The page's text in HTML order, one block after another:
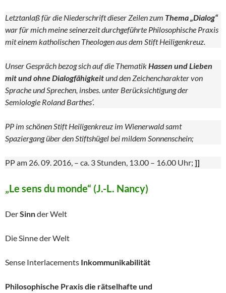
Letztanlaß für die Niederschrift dieser Zeilen zum Thema „Dialog“
war für mich meine seinerzeit durchgeführte Philosophische Praxis
mit einem katholischen Theologen aus dem Stift Heiligenkreuz.
Unser Gespräch bezog sich auf die ThematikHassen und Lieben
mit und ohne Dialogfähigkeitund den Zeichencharakter von
Sprache und Sprechen, insbes. unter Berücksichtigung der
Semiologie Roland Barthes‘.
PP im schönen Stift Heiligenkreuz im Wienerwald samt
Spaziergang über den Stiftshügel bei mildem Sonnenschein;
PP am 26. 09. 2016, – ca. 3 Stunden, 13.00 – 16.00 Uhr; ]]
„Le sens du monde“ (J.-L. Nancy)
DerSinnder Welt
Die Sinne der Welt
Sense Interlacements Inkommunikabilität
Philosophische Praxis die rätselhafte und